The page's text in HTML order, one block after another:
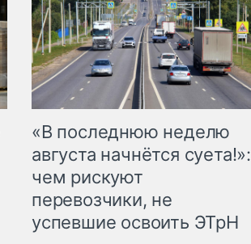
«В последнюю неделю
августа начнётся суета!»:
чем рискуют
перевозчики, не
успевшие освоить ЭТрН